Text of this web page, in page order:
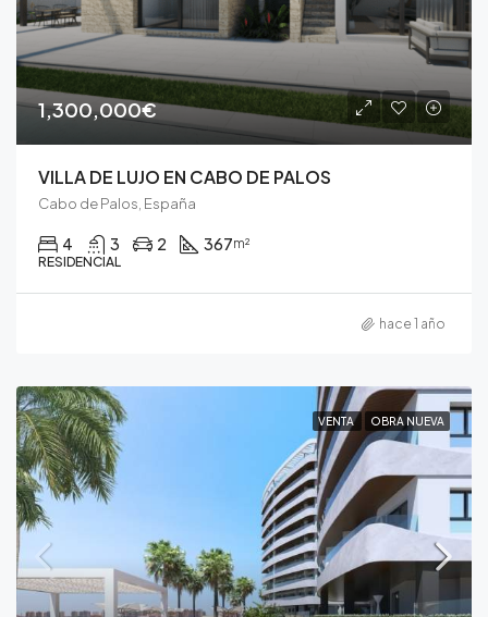
1,300,000€
VILLA DE LUJO EN CABO DE PALOS
Cabo de Palos, España
4 3 2 367m²
RESIDENCIAL
hace 1 año
VENTA OBRA NUEVA